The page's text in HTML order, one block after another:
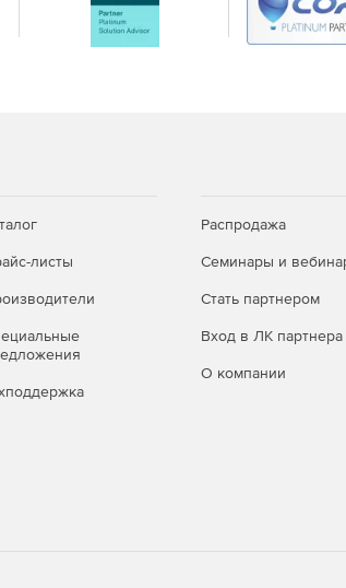
аутентификации и шифрования, политиками
в черные/белые/серые списки и т. п.
навигацией, быстрыми ссылками и
можно контролировать все главные
командной строки.
копирование в режиме онлайн и офлайн
прав доступа.
листы
Распродажа
Семинары и
Стать партнером
Вход в ЛК партнера
О компании